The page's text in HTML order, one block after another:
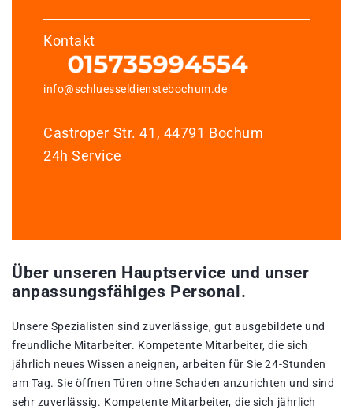
Kontakt
info@schluesseldienstebochum.de
Castroper Str. 41, 44791 Bochum
24h Service
Über unseren Hauptservice und unser
anpassungsfähiges Personal.
Unsere Spezialisten sind zuverlässige, gut ausgebildete und
freundliche Mitarbeiter. Kompetente Mitarbeiter, die sich
jährlich neues Wissen aneignen, arbeiten für Sie 24-Stunden
am Tag. Sie öffnen Türen ohne Schaden anzurichten und sind
sehr zuverlässig. Kompetente Mitarbeiter, die sich jährlich